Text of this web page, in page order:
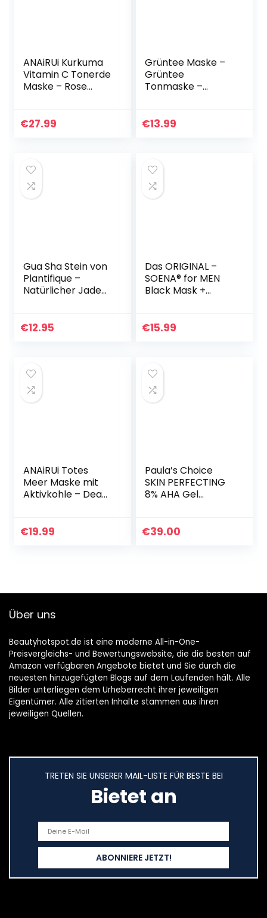
ANAiRUi Kurkuma
Vitamin C Tonerde
Maske – Rose
Tee Schlamm
€27.99
Grüntee Maske –
Grüntee
Tonmaske –
Tiefenreinigung
€13.99
Gua Sha Stein von
Plantifique –
Natürlicher Jade
Stein –
€12.95
Das ORIGINAL –
SOENA® for MEN
Black Mask +
Entfernt Mitesser
€15.99
ANAiRUi Totes
Meer Maske mit
Aktivkohle – Dead
Maske gegen Akne
€19.99
Paula’s Choice
SKIN PERFECTING
8% AHA Gel
Exfoliant für
€39.00
Über uns
Beautyhotspot.de ist eine moderne All-in-One-
Preisvergleichs- und Bewertungswebsite, die die besten auf
Amazon verfügbaren Angebote bietet und Sie durch die
neuesten hinzugefügten Blogs auf dem Laufenden hält. Alle
Bilder unterliegen dem Urheberrecht ihrer jeweiligen
Eigentümer. Alle zitierten Inhalte stammen aus ihren
jeweiligen Quellen.
TRETEN SIE UNSERER MAIL-LISTE FÜR BESTE BEI
Bietet an